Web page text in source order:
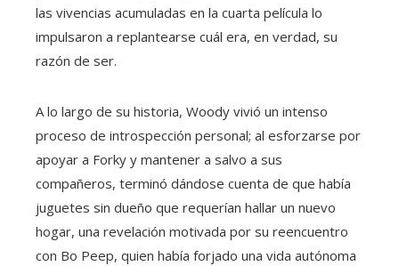
las vivencias acumuladas en la cuarta película lo
impulsaron a replantearse cuál era, en verdad, su
razón de ser.
A lo largo de su historia, Woody vivió un intenso
proceso de introspección personal; al esforzarse por
apoyar a Forky y mantener a salvo a sus
compañeros, terminó dándose cuenta de que había
juguetes sin dueño que requerían hallar un nuevo
hogar, una revelación motivada por su reencuentro
con Bo Peep, quien había forjado una vida autónoma